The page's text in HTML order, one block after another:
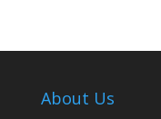
About Us